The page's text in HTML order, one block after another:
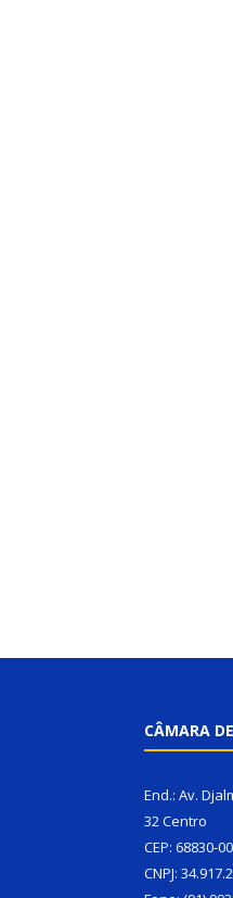
CÂMARA
End.: Av.
32 Centro
CEP: 68830-00
CNPJ: